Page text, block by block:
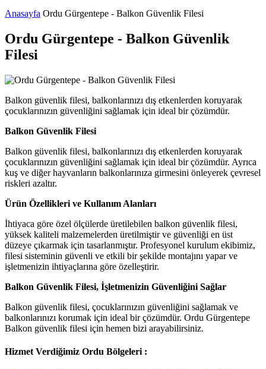
Anasayfa Ordu Gürgentepe - Balkon Güvenlik Filesi
Ordu Gürgentepe - Balkon Güvenlik
Filesi
Balkon güvenlik filesi, balkonlarınızı dış etkenlerden koruyarak
çocuklarınızın güvenliğini sağlamak için ideal bir çözümdür.
Balkon Güvenlik Filesi
Balkon güvenlik filesi, balkonlarınızı dış etkenlerden koruyarak
çocuklarınızın güvenliğini sağlamak için ideal bir çözümdür. Ayrıca
kuş ve diğer hayvanların balkonlarınıza girmesini önleyerek çevresel
riskleri azaltır.
Ürün Özellikleri ve Kullanım Alanları
İhtiyaca göre özel ölçülerde üretilebilen balkon güvenlik filesi,
yüksek kaliteli malzemelerden üretilmiştir ve güvenliği en üst
düzeye çıkarmak için tasarlanmıştır. Profesyonel kurulum ekibimiz,
filesi sisteminin güvenli ve etkili bir şekilde montajını yapar ve
işletmenizin ihtiyaçlarına göre özelleştirir.
Balkon Güvenlik Filesi, İşletmenizin Güvenliğini Sağlar
Balkon güvenlik filesi, çocuklarınızın güvenliğini sağlamak ve
balkonlarınızı korumak için ideal bir çözümdür. Ordu Gürgentepe
Balkon güvenlik filesi için hemen bizi arayabilirsiniz.
Hizmet Verdiğimiz Ordu Bölgeleri :